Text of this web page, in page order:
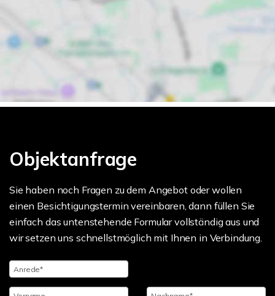
Objektanfrage
Sie haben noch Fragen zu dem Angebot oder wollen
einen Besichtigungstermin vereinbaren, dann füllen Sie
einfach das untenstehende Formular vollständig aus und
wir setzen uns schnellstmöglich mit Ihnen in Verbindung.